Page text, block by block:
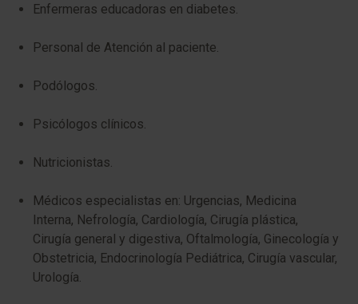
Enfermeras educadoras en diabetes.
​Personal de Atención al paciente.
Podólogos.
Psicólogos clínicos.
Nutricionistas.
Médicos especialistas en: Urgencias, Medicina
Interna, Nefrología, Cardiología, Cirugía plástica,
Cirugía general y digestiva, Oftalmología, Ginecología y
Obstetricia, Endocrinología Pediátrica, Cirugía vascular,
Urología.